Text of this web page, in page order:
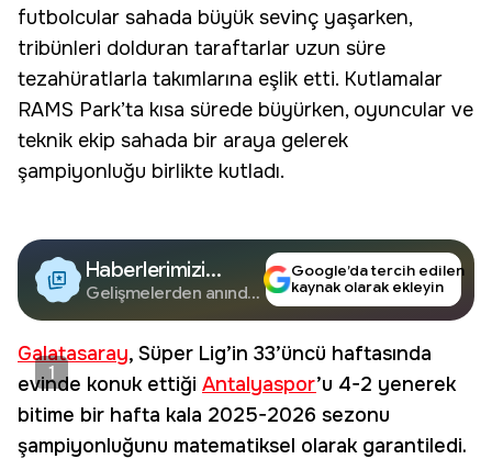
futbolcular sahada büyük sevinç yaşarken,
tribünleri dolduran taraftarlar uzun süre
tezahüratlarla takımlarına eşlik etti. Kutlamalar
RAMS Park’ta kısa sürede büyürken, oyuncular ve
teknik ekip sahada bir araya gelerek
şampiyonluğu birlikte kutladı.
Haberlerimizi
Google'da Takip
Edin
Gelişmelerden anında
Google’da tercih edilen
kaynak olarak ekleyin
1
Galatasaray, Süper Lig’in 33’üncü haftasında
evinde konuk ettiği Antalyaspor’u 4-2 yenerek
bitime bir hafta kala 2025-2026 sezonu
şampiyonluğunu matematiksel olarak garantiledi.